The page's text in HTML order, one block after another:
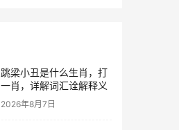
跳梁小丑是什么生肖，打
一肖，详解词汇诠解释义
2026年8月7日